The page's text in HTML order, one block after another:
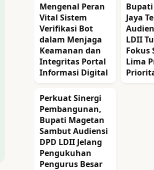
Mengenal Peran
Vital Sistem
Verifikasi Bot
dalam Menjaga
Keamanan dan
Integritas Portal
Informasi Digital
Jaya
LDII
Fokus
Lima
Perkuat Sinergi
Pembangunan,
Bupati Magetan
Sambut Audiensi
DPD LDII Jelang
Pengukuhan
Pengurus Besar